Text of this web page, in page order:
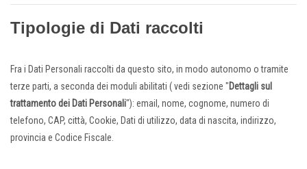
Tipologie di Dati raccolti
Fra i Dati Personali raccolti da questo sito, in modo autonomo o tramite
terze parti, a seconda dei moduli abilitati ( vedi sezione "Dettagli sul
trattamento dei Dati Personali"): email, nome, cognome, numero di
telefono, CAP, città, Cookie, Dati di utilizzo, data di nascita, indirizzo,
provincia e Codice Fiscale.